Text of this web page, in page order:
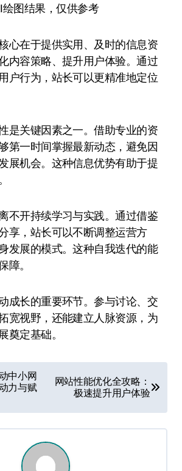
绘图结果，仅供参考
心在于提供实用、及时的信息资
内容策略、提升用户体验。通过
户行为，站长可以更精准地定位
是关键因素之一。借助专业的资
第一时间掌握最新动态，避免因
展机会。这种信息优势有助于提
不开持续学习与实践。通过借鉴
享，站长可以不断调整运营方
发展的模式。这种自我迭代的能
障。
成长的重要环节。参与讨论、交
宽视野，还能建立人脉资源，为
奠定基础。
中小网
力与赋
网站性能优化全攻略：
极速提升用户体验